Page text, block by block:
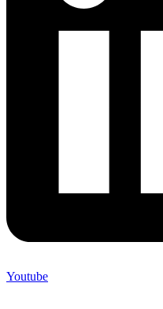
Youtube